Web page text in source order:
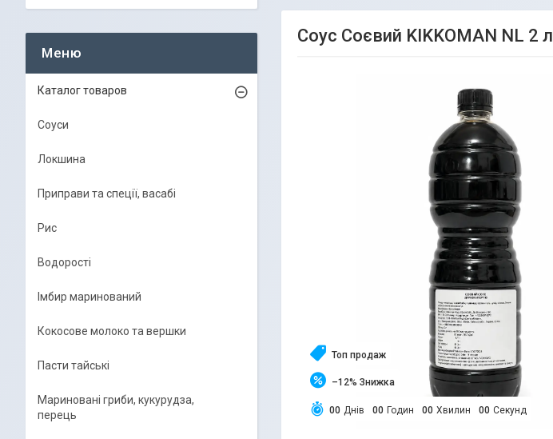
Соус Соєвий KIKKOMAN NL 2 л
Топ продаж
–12%
00 Днів 00 Годин 00 Хвилин 00 Секунд
Каталог товаров
Соуси
Локшина
Приправи та спеції, васабі
Рис
Водорості
Імбир маринований
Кокосове молоко та вершки
Пасти тайські
Мариновані гриби, кукурудза,
перець